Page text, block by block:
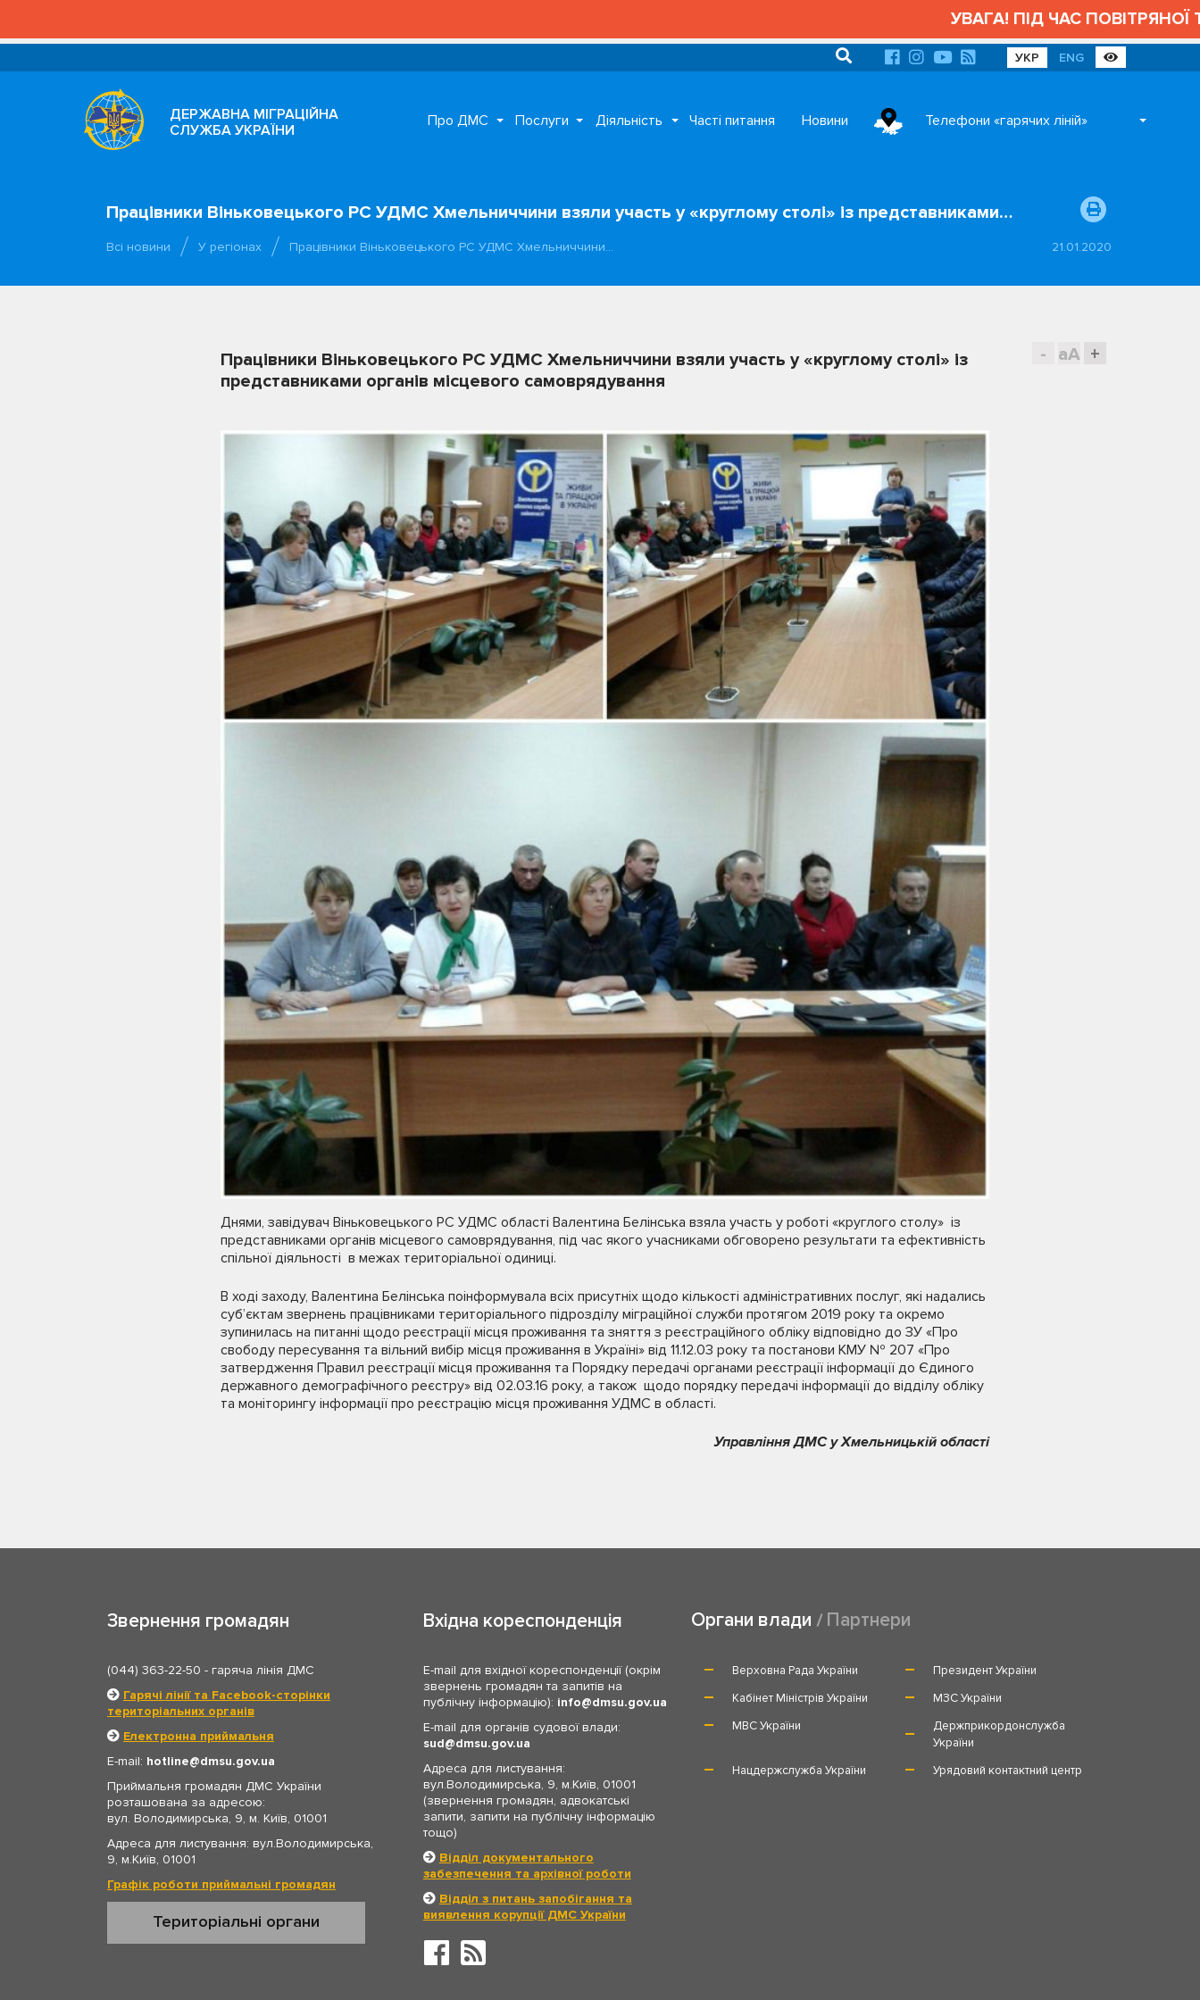
УВАГА! ПІД ЧАС ПОВІТРЯНОЇ
УКР ENG
ДЕРЖАВНА МІГРАЦІЙНА
СЛУЖБА УКРАЇНИ
Про ДМС Послуги Діяльність Часті питання Новини Телефони «гарячих ліній»
Працівники Віньковецького РС УДМС Хмельниччини взяли участь у «круглому столі» із представниками…
Всі новини У регіонах Працівники Віньковецького РС УДМС Хмельниччини… 21.01.2020
- aA +
Працівники Віньковецького РС УДМС Хмельниччини взяли участь у «круглому столі» із
представниками органів місцевого самоврядування
Днями, завідувач Віньковецького РС УДМС області Валентина Белінська взяла участь у роботі «круглого столу» із
представниками органів місцевого самоврядування, під час якого учасниками обговорено результати та ефективність
спільної діяльності в межах територіальної одиниці.
В ході заходу, Валентина Белінська поінформувала всіх присутніх щодо кількості адміністративних послуг, які надались
суб’єктам звернень працівниками територіального підрозділу міграційної служби протягом 2019 року та окремо
зупинилась на питанні щодо реєстрації місця проживання та зняття з реєстраційного обліку відповідно до ЗУ «Про
свободу пересування та вільний вибір місця проживання в Україні» від 11.12.03 року та постанови КМУ № 207 «Про
затвердження Правил реєстрації місця проживання та Порядку передачі органами реєстрації інформації до Єдиного
державного демографічного реєстру» від 02.03.16 року, а також щодо порядку передачі інформації до відділу обліку
та моніторингу інформації про реєстрацію місця проживання УДМС в області.
Управління ДМС у Хмельницькій області
Звернення громадян
(044) 363-22-50 - гаряча лінія ДМС
Гарячі лінії та Facebook-сторінки
територіальних органів
Електронна приймальня
E-mail: hotline
dmsu.gov.ua
Приймальня громадян ДМС України
розташована за адресою:
вул. Володимирська, 9, м. Київ, 01001
Адреса для листування: вул.Володимирська,
9, м.Київ, 01001
Графік роботи приймальні громадян
Територіальні органи
Вхідна кореспонденція
E-mail для вхідної кореспонденції (окрім
звернень громадян та запитів на
публічну інформацію): info
dmsu.gov.ua
E-mail для органів судової влади:
sud
dmsu.gov.ua
Адреса для листування:
вул.Володимирська, 9, м.Київ, 01001
(звернення громадян, адвокатські
запити, запити на публічну інформацію
тощо)
Відділ документального
забезпечення та архівної роботи
Відділ з питань запобігання та
виявлення корупції ДМС України
Органи влади Партнери
Верховна Рада України
Президент України
Кабінет Міністрів України
МЗС України
МВС України
Держприкордонслужба
України
Нацдержслужба України
Урядовий контактний центр